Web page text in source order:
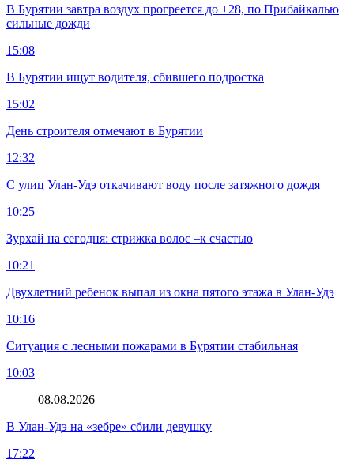
В Бурятии завтра воздух прогреется до +28, по Прибайкалью
сильные дожди
15:08
В Бурятии ищут водителя, сбившего подростка
15:02
День строителя отмечают в Бурятии
12:32
С улиц Улан-Удэ откачивают воду после затяжного дождя
10:25
Зурхай на сегодня: стрижка волос –к счастью
10:21
Двухлетний ребенок выпал из окна пятого этажа в Улан-Удэ
10:16
Ситуация с лесными пожарами в Бурятии стабильная
10:03
08.08.2026
В Улан-Удэ на «зебре» сбили девушку
17:22